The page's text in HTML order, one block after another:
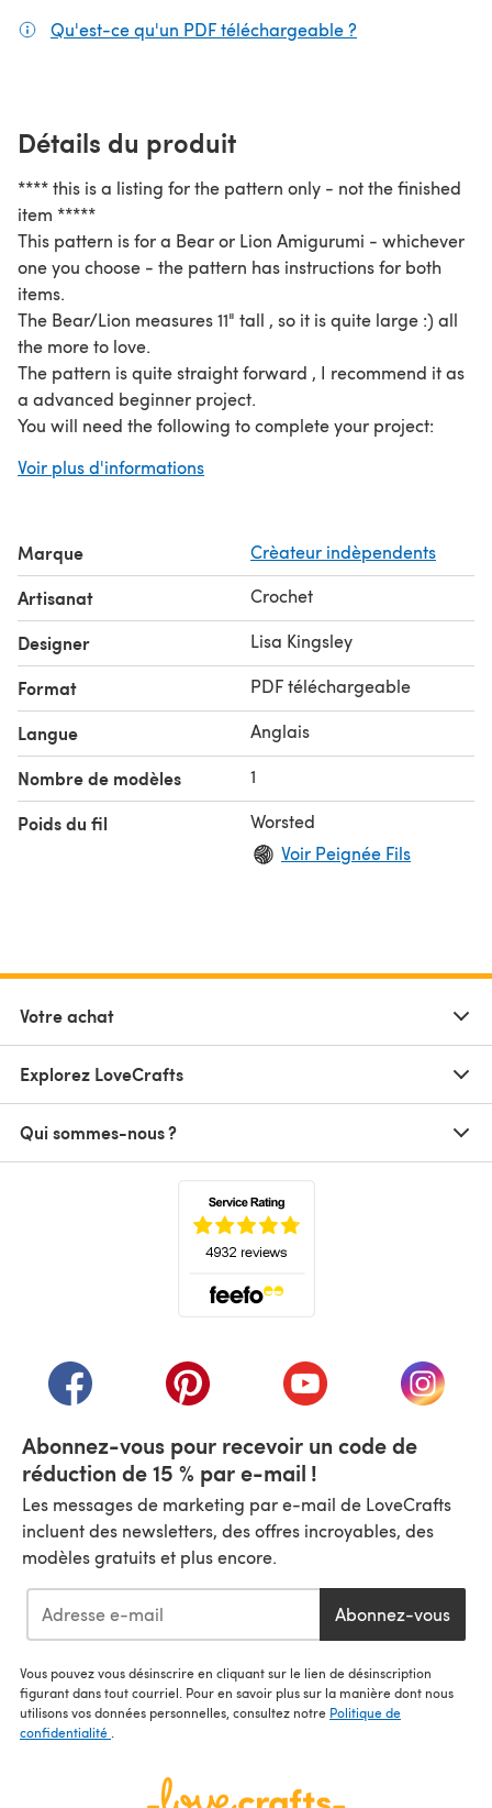
Qu'est-ce qu'un PDF téléchargeable ?
Détails du produit
**** this is a listing for the pattern only - not the finished
item *****
This pattern is for a Bear or Lion Amigurumi - whichever
one you choose - the pattern has instructions for both
items.
The Bear/Lion measures 11" tall , so it is quite large :) all
the more to love.
The pattern is quite straight forward , I recommend it as
a advanced beginner project.
You will need the following to complete your project:
value - white (30 grams) Bernat super value - black
eyes (I purchased mine from 6060 on etsy) tapestry
needle Pins to hold your pieces together until sewing
them together
The pattern uses the following stitches: single crochet,
half double crochet, double crochet, increase, decrease
and magic ring
This pattern is written in English using standard US
crochet terms and contains detailed in
Voir plus d'informations
Marque Crèateur indèpendents
Artisanat Crochet
Designer Lisa Kingsley
Format PDF téléchargeable
Langue Anglais
Nombre de modèles 1
Poids du fil
Worsted
Voir Peignée Fils
Votre achat
Explorez LoveCrafts
Qui sommes-nous ?
(s'ouvre dans un nouvel onglet)
(s'ouvre dans un nouvel onglet)
(s'ouvre dans un(s'ouvre
Abonnez-vous pour recevoir un code de
réduction de 15 % par e-mail !
Les messages de marketing par e-mail de LoveCrafts
incluent des newsletters, des offres incroyables, des
modèles gratuits et plus encore.
Abonnez-vous
Vous pouvez vous désinscrire en cliquant sur le lien de désinscription
figurant dans tout courriel. Pour en savoir plus sur la manière dont nous
utilisons vos données personnelles, consultez notre Politique de
confidentialité